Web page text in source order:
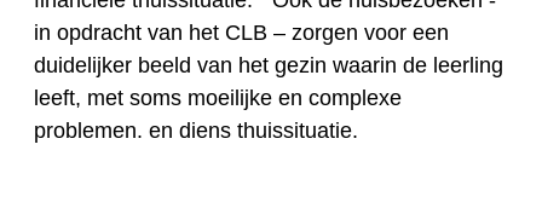
in opdracht van het CLB – zorgen voor een
duidelijker beeld van het gezin waarin de leerling
leeft, met soms moeilijke en complexe
problemen. en diens thuissituatie.